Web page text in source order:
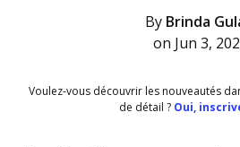
By Brinda
on Jun 3,
Voulez-vous découvrir les nouveautés
de détail ?Oui,